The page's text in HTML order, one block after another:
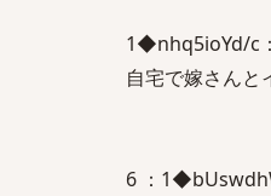
1◆nhq5ioYd/c
自宅で嫁さん
6 ：